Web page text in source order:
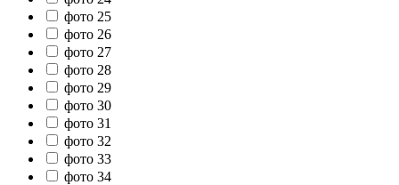
фото 25
фото 26
фото 27
фото 28
фото 29
фото 30
фото 31
фото 32
фото 33
фото 34